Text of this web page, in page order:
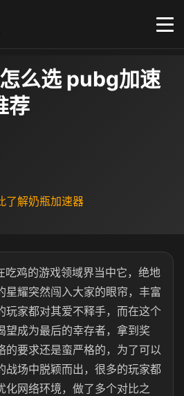
么选 pubg加速
荐
了解奶瓶加速器
吃鸡的游戏领域界当中它，绝地
星耀突然闯入大家的眼帘，丰富
玩家都对其爱不释手，而在这个
望成为最后的幸存者，拿到奖
的要求还是蛮严格的，为了可以
战场中脱颖而出，很多的玩家都
化网络环境，做了多个对比之